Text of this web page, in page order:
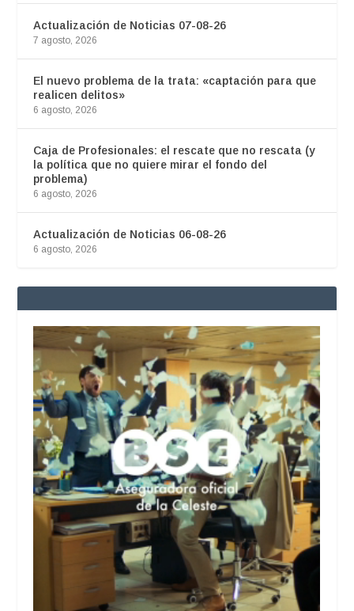
Actualización de Noticias 07-08-26
7 agosto, 2026
El nuevo problema de la trata: «captación para que
realicen delitos»
6 agosto, 2026
Caja de Profesionales: el rescate que no rescata (y
la política que no quiere mirar el fondo del
problema)
6 agosto, 2026
Actualización de Noticias 06-08-26
6 agosto, 2026